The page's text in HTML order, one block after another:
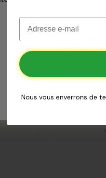
✅
✅Jusqu’à
Email
Nous vous enverrons de